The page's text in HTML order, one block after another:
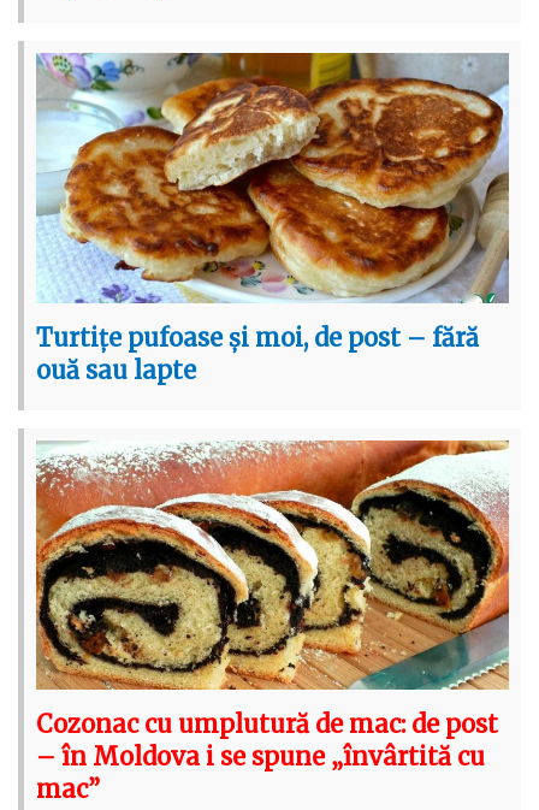
Turtițe pufoase și moi, de post – fără
ouă sau lapte
Cozonac cu umplutură de mac: de post
– în Moldova i se spune „învârtită cu
mac”